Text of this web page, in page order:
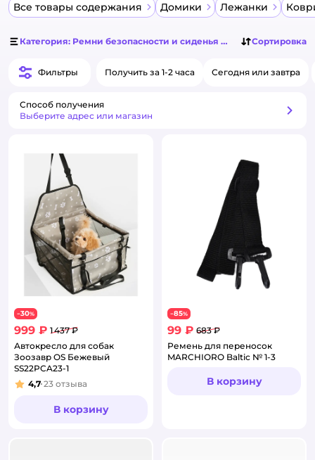
Все товары содержания Домики Лежанки
Категория: Ремни безопасности и сиденья для собак вСортировка
Фильтры Получить за 1-2 часа Сегодня или завтра
Способ получения
Выберите адрес или магазин
−30%
999 ₽ 1 437 ₽
Автокресло для собак
Зоозавр OS Бежевый
SS22PCA23-1
Рейтинг:
4,7 23 отзыва
В корзину
−85%
99 ₽ 683 ₽
Ремень для переносок
MARCHIORO Baltic № 1-3
В корзину